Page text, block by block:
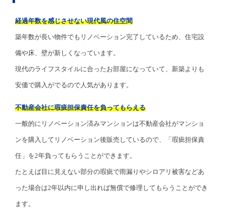
経過年数を感じさせない現代風の住空間
築年数が長い物件でもリノベーション完了しているため、住宅設
備や床、壁が新しくなっています。
現代のライフスタイルに合ったお部屋になっていて、新築よりも
安価で購入がでるので人気があります。
不動産会社に瑕疵担保責任を負ってもらえる
一般的にリノベーション済みマンションは不動産会社がマンショ
ンを購入してリノベーション後販売しているので、「瑕疵担保責
任」を2年負ってもらうことができます。
たとえば目に見えない部分の瑕疵で雨漏りやシロアリ被害などあ
った場合は2年以内に申し出れば無償で修理してもらうことができ
ます。